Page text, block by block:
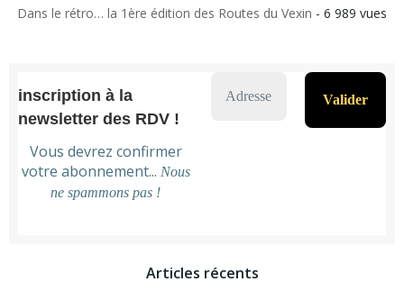
Dans le rétro… la 1ère édition des Routes du Vexin - 6 989 vues
inscription à la
newsletter des RDV !
Vous devrez confirmer
votre abonnement... Nous
ne spammons pas !
Articles récents